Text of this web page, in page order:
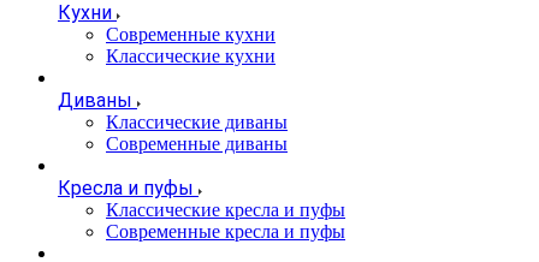
Кухни
Современные кухни
Классические кухни
Диваны
Классические диваны
Современные диваны
Кресла и пуфы
Классические кресла и пуфы
Современные кресла и пуфы